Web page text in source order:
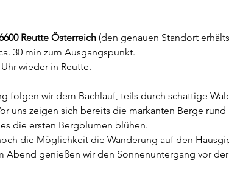
Reutte Österreich (den genauen Standort
30 min zum Ausgangspunkt.
wieder in Reutte.
folgen wir dem Bachlauf, teils durch schattige
uns zeigen sich bereits die markanten Berge rund
die ersten Bergblumen blühen.
die Möglichkeit die Wanderung auf den
Abend genießen wir den Sonnenuntergang vor